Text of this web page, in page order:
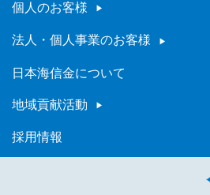
個人のお客様
法人・個人事業のお客様
日本海信金について
地域貢献活動
採用情報